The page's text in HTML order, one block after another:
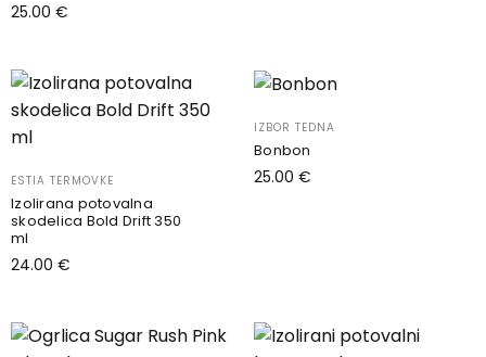
na
izdelka
25.00 €
ESTIA TERMOVKE
Izolirana potovalna
skodelica Bold Drift 350
ml
24.00 €
IZBOR TEDNA
Bonbon
25.00 €